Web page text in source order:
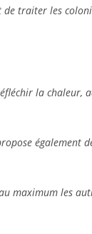
de traiter les
la chaleur,
également
maximum les